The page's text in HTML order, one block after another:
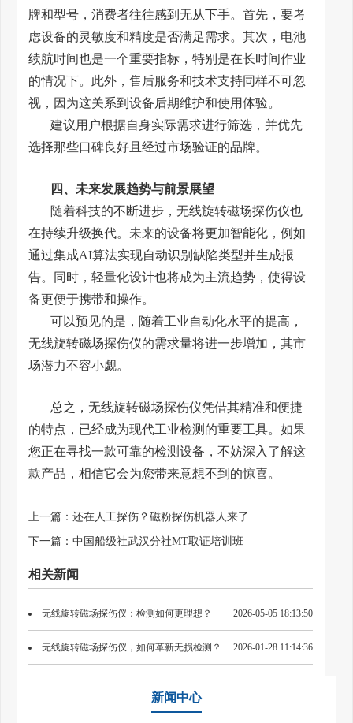
牌和型号，消费者往往感到无从下手。首先，要考
虑设备的灵敏度和精度是否满足需求。其次，电池
续航时间也是一个重要指标，特别是在长时间作业
的情况下。此外，售后服务和技术支持同样不可忽
视，因为这关系到设备后期维护和使用体验。
建议用户根据自身实际需求进行筛选，并优先
选择那些口碑良好且经过市场验证的品牌。
四、未来发展趋势与前景展望
随着科技的不断进步，无线旋转磁场探伤仪也
在持续升级换代。未来的设备将更加智能化，例如
通过集成AI算法实现自动识别缺陷类型并生成报
告。同时，轻量化设计也将成为主流趋势，使得设
备更便于携带和操作。
可以预见的是，随着工业自动化水平的提高，
无线旋转磁场探伤仪的需求量将进一步增加，其市
场潜力不容小觑。
总之，无线旋转磁场探伤仪凭借其精准和便捷
的特点，已经成为现代工业检测的重要工具。如果
您正在寻找一款可靠的检测设备，不妨深入了解这
款产品，相信它会为您带来意想不到的惊喜。
上一篇： 还在人工探伤？磁粉探伤机器人来了
下一篇： 中国船级社武汉分社MT取证培训班
相关新闻
2026-05-05 18:13:50
无线旋转磁场探伤仪：检测如何更理想？
2026-01-28 11:14:36
无线旋转磁场探伤仪，如何革新无损检测？
新闻中心